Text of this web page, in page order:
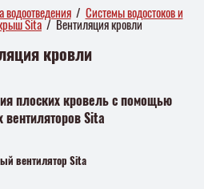
водоотведения / Системы водостоков и
Sita / Вентиляция кровли
кровли
плоских кровель с помощью
вентиляторов Sita
вентилятор Sita